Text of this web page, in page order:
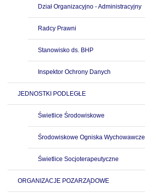
Dział Organizacyjno - Administracyjny
Radcy Prawni
Stanowisko ds. BHP
Inspektor Ochrony Danych
JEDNOSTKI PODLEGŁE
Świetlice Środowiskowe
Środowiskowe Ogniska Wychowawcze
Świetlice Socjoterapeutyczne
ORGANIZACJE POZARZĄDOWE